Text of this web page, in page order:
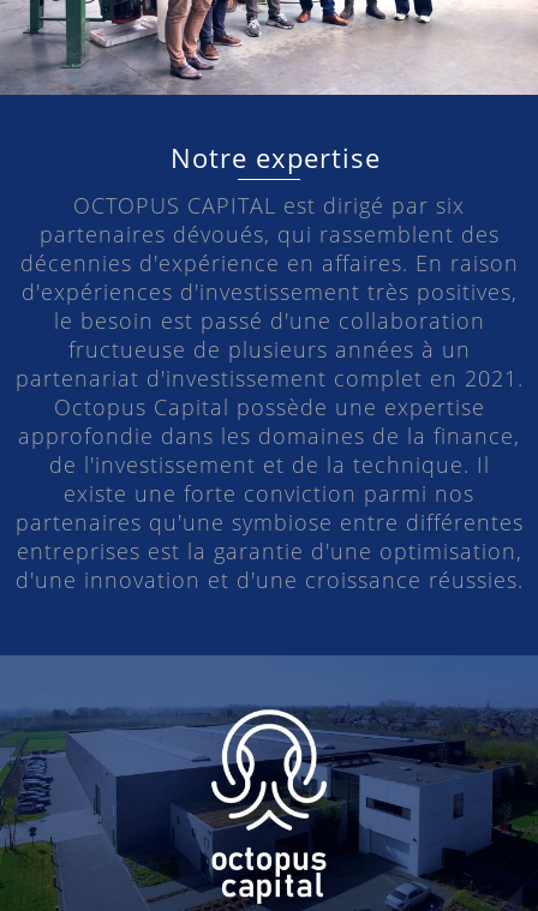
Notre expertise
OCTOPUS CAPITAL est dirigé par six
partenaires dévoués, qui rassemblent des
décennies d'expérience en affaires. En raison
d'expériences d'investissement très positives,
le besoin est passé d'une collaboration
fructueuse de plusieurs années à un
partenariat d'investissement complet en 2021.
Octopus Capital possède une expertise
approfondie dans les domaines de la finance,
de l'investissement et de la technique. Il
existe une forte conviction parmi nos
partenaires qu'une symbiose entre différentes
entreprises est la garantie d'une optimisation,
d'une innovation et d'une croissance réussies.